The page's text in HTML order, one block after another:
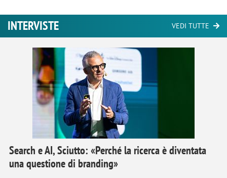
INTERVISTE VEDI TUTTE
Search e AI, Sciutto: «Perché la ricerca è diventata
una questione di branding»